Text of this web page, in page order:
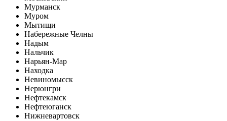
Мурманск
Муром
Мытищи
Набережные Челны
Надым
Нальчик
Нарьян-Мар
Находка
Невиномысск
Нерюнгри
Нефтекамск
Нефтеюганск
Нижневартовск